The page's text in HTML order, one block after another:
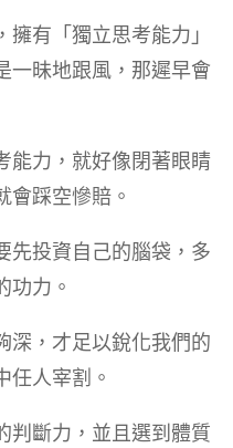
有「獨立思考能力」
一昧地跟風，那遲早會
能力，就好像閉著眼睛
會踩空慘賠。
先投資自己的腦袋，多
功力。
深，才足以銳化我們的
任人宰割。
判斷力，並且選到體質